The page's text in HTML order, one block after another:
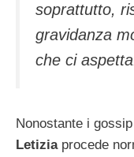
soprattutto,
gravidanza
che ci
Nonostante i
Letiziaprocede